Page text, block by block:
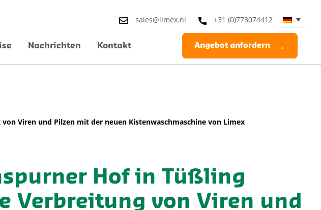
sales@limex.nl +31 (0)773074412
Nachrichten Kontakt Angebot anfordern
Viren und Pilzen mit der neuen Kistenwaschmaschine von Limex
Hof in Tüßling
Verbreitung von Viren und